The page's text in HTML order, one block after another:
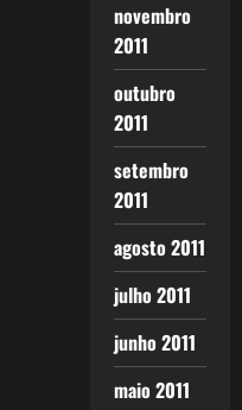
novembro
2011
outubro
2011
setembro
2011
agosto 2011
julho 2011
junho 2011
maio 2011